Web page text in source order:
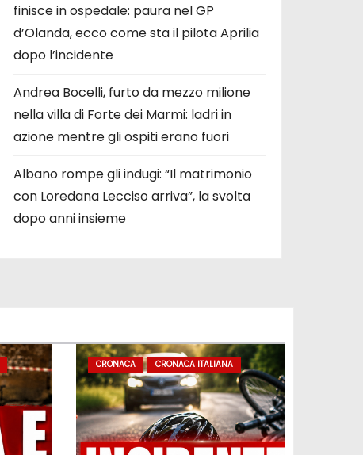
finisce in ospedale: paura nel GP
d’Olanda, ecco come sta il pilota Aprilia
dopo l’incidente
Andrea Bocelli, furto da mezzo milione
nella villa di Forte dei Marmi: ladri in
azione mentre gli ospiti erano fuori
Albano rompe gli indugi: “Il matrimonio
con Loredana Lecciso arriva”, la svolta
dopo anni insieme
CRONACA CRONACA ITALIANA